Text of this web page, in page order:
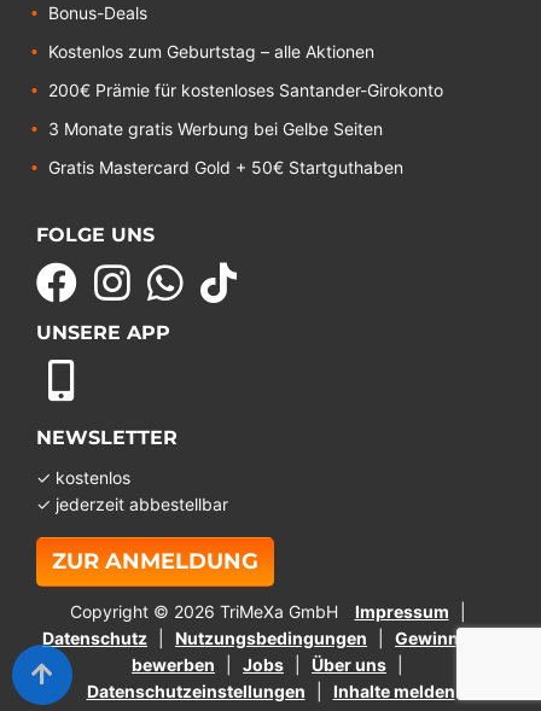
Bonus-Deals
Kostenlos zum Geburtstag – alle Aktionen
200€ Prämie für kostenloses Santander-Girokonto
3 Monate gratis Werbung bei Gelbe Seiten
Gratis Mastercard Gold + 50€ Startguthaben
FOLGE UNS
UNSERE APP
NEWSLETTER
✓ kostenlos
✓ jederzeit abbestellbar
ZUR ANMELDUNG
Copyright © 2026 TriMeXa GmbH
Impressum
Datenschutz
Nutzungsbedingungen
Gewinnspiel
bewerben
Jobs
Über uns
Datenschutzeinstellungen
Inhalte melden